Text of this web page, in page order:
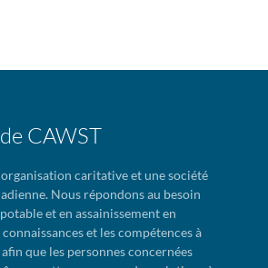
CAWST
organisation caritative et une société
Nous répondons au besoin
et en assainissement en
et les compétences à
que les personnes concernées